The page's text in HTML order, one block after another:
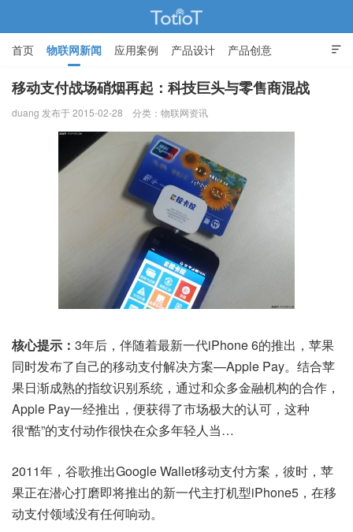
物联网的那些事 - Totiot

首页 物联网新闻 应用案例 产品设计 产品创意
智能家居
移动支付战场硝烟再起：科技巨头与零售商混战
duang 发布于 2015-02-28 分类： 物联网资讯
核心提示： 3年后，伴随着最新一代iPhone 6的推出，苹果
同时发布了自己的移动支付解决方案—Apple Pay。结合苹
果日渐成熟的指纹识别系统，通过和众多金融机构的合作，
Apple Pay一经推出，便获得了市场极大的认可，这种
很“酷”的支付动作很快在众多年轻人当…
2011年，谷歌推出Google Wallet移动支付方案，彼时，苹
果正在潜心打磨即将推出的新一代主打机型iPhone5，在移
动支付领域没有任何响动。